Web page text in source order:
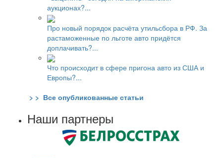
аукционах?...
Про новый порядок расчёта утильсбора в РФ. За
растаможенные по льготе авто придётся
доплачивать?...
Что происходит в сфере пригона авто из США и
Европы?...
> > Все опубликованные статьи
Наши партнеры